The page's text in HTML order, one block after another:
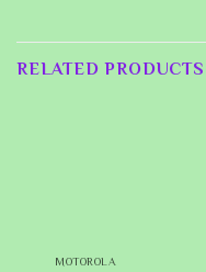
RELATED PRODUCTS
MOTOROLA